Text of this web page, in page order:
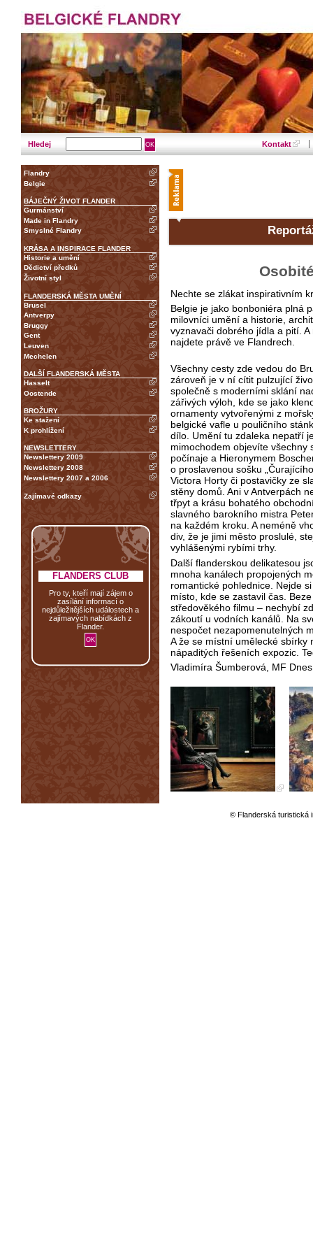
Hledej Kontakt
Flandry
Belgie
BÁJEČNÝ ŽIVOT FLANDER
Gurmánství
Made in Flandry
Smyslné Flandry
KRÁSA A INSPIRACE FLANDER
Historie a umění
Dědictví předků
Životní styl
FLANDERSKÁ MĚSTA UMĚNÍ
Brusel
Antverpy
Bruggy
Gent
Leuven
Mechelen
DALŠÍ FLANDERSKÁ MĚSTA
Hasselt
Oostende
BROŽURY
Ke stažení
K prohlížení
NEWSLETTERY
Newslettery 2009
Newslettery 2008
Newslettery 2007 a 2006
Zajímavé odkazy
FLANDERS CLUB
Pro ty, kteří mají zájem o
zasílání informací o
nejdůležitějších událostech a
zajímavých nabídkách z
Flander.
Nechte se zlákat inspirativním
Belgie je jako bonboniéra plná
milovníci umění a historie,
vyznavači dobrého jídla a pití.
najdete právě ve Flandrech.
Všechny cesty zde vedou do
zároveň je v ní cítit pulzující
společně s moderními sklání
zářivých výloh, kde se jako
ornamenty vytvořenými z
belgické vafle u pouličního
dílo. Umění tu zdaleka nepatří
mimochodem objevíte všechny
počínaje a Hieronymem
o proslavenou sošku
Victora Horty či postavičky ze
stěny domů. Ani v Antverpách
třpyt a krásu bohatého
slavného barokního mistra
na každém kroku. A neméně
div, že je jimi město proslulé,
vyhlášenými rybími trhy.
Další flanderskou delikatesou
mnoha kanálech propojených
romantické pohlednice. Nejde
místo, kde se zastavil čas.
středověkého filmu – nechybí
zákoutí u vodních kanálů. Na
nespočet nezapomenutelných
A že se místní umělecké sbírky
nápaditých řešeních expozic.
Vladimíra Šumberová, MF Dnes
© Flanderská turistická